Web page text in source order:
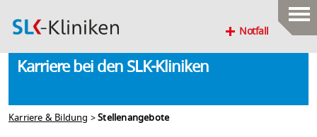
Notfall
Karriere bei den SLK-Kliniken
Karriere & Bildung >Stellenangebote